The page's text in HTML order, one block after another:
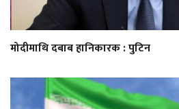
मोदीमाथि दबाब हानिकारक : पुटिन